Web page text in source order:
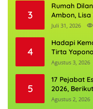
3
Rumah
Ambon,
Boleh
Juli 31, 2026
4
Hadapi
Tirta
Agustus 3, 2026
5
17 Pejabat
2026,
Agustus 2, 2026